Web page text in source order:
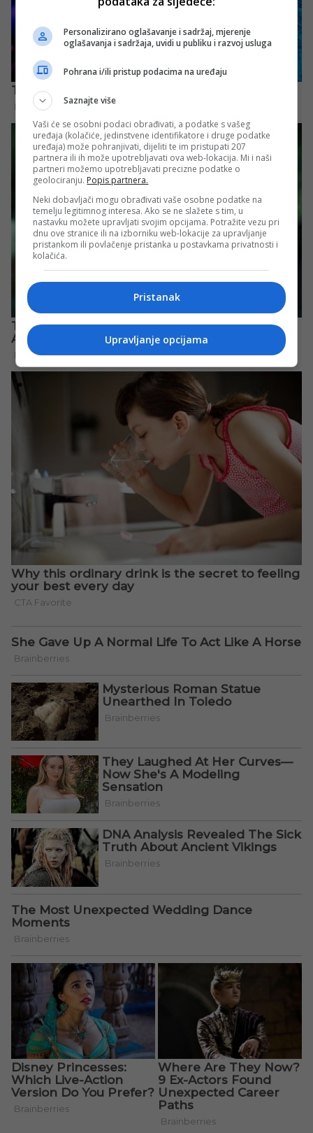
Personalizirano oglašavanje i sadržaj, mjerenje
oglašavanja i sadržaja, uvidi u publiku i razvoj usluga
Pohrana i/ili pristup podacima na uređaju
Saznajte više
Vaši će se osobni podaci obrađivati, a podatke s vašeg
uređaja (kolačiće, jedinstvene identifikatore i druge podatke
uređaja) može pohranjivati, dijeliti te im pristupati 207
partnera ili ih može upotrebljavati ova web-lokacija. Mi i naši
partneri možemo upotrebljavati precizne podatke o
geolociranju. Popis partnera.
Neki dobavljači mogu obrađivati vaše osobne podatke na
temelju legitimnog interesa. Ako se ne slažete s tim, u
nastavku možete upravljati svojim opcijama. Potražite vezu pri
dnu ove stranice ili na izborniku web-lokacije za upravljanje
pristankom ili povlačenje pristanka u postavkama privatnosti i
kolačića.
Pristanak
Upravljanje opcijama